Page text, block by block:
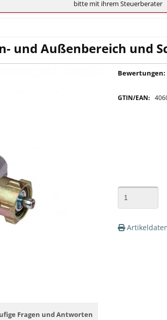
bitte mit ihrem Steuerberater
und Außenbereich und
Bewertungen:
GTIN/EAN:
Fragen und Antworten